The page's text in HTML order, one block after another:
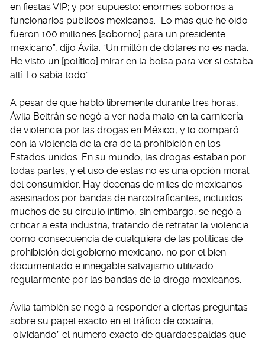
en fiestas VIP; y por supuesto: enormes sobornos a
funcionarios públicos mexicanos. “Lo más que he oído
fueron 100 millones [soborno] para un presidente
mexicano”, dijo Ávila. “Un millón de dólares no es nada.
He visto un [político] mirar en la bolsa para ver si estaba
allí. Lo sabía todo”.
A pesar de que habló libremente durante tres horas,
Ávila Beltrán se negó a ver nada malo en la carnicería
de violencia por las drogas en México, y lo comparó
con la violencia de la era de la prohibición en los
Estados unidos. En su mundo, las drogas estaban por
todas partes, y el uso de estas no es una opción moral
del consumidor. Hay decenas de miles de mexicanos
asesinados por bandas de narcotraficantes, incluidos
muchos de su círculo íntimo, sin embargo, se negó a
criticar a esta industria, tratando de retratar la violencia
como consecuencia de cualquiera de las políticas de
prohibición del gobierno mexicano, no por el bien
documentado e innegable salvajismo utilizado
regularmente por las bandas de la droga mexicanos.
Ávila también se negó a responder a ciertas preguntas
sobre su papel exacto en el tráfico de cocaína,
“olvidando” el número exacto de guardaespaldas que